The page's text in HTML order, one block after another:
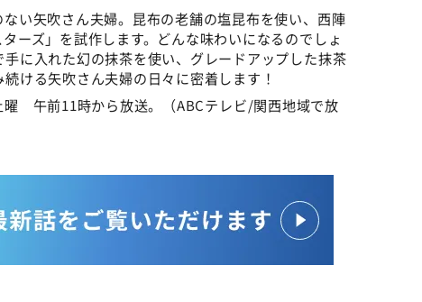
い矢吹さん夫婦。昆布の老舗の塩昆布を使い、西陣
ーズ」を試作します。どんな味わいになるのでしょ
に入れた幻の抹茶を使い、グレードアップした抹茶
ける矢吹さん夫婦の日々に密着します！
曜 午前11時から放送。（ABCテレビ/関西地域で放